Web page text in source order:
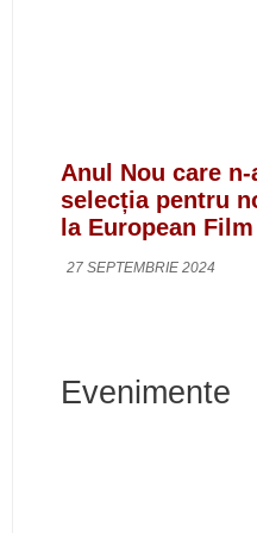
Anul Nou care
selecția pentru
la European
27 SEPTEMBRIE 2024
Evenimente